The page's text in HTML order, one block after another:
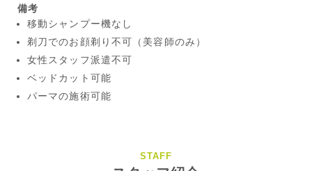
備考
移動シャンプー機なし
剃刀でのお顔剃り不可（美容師のみ）
女性スタッフ派遣不可
ベッドカット可能
パーマの施術可能
STAFF